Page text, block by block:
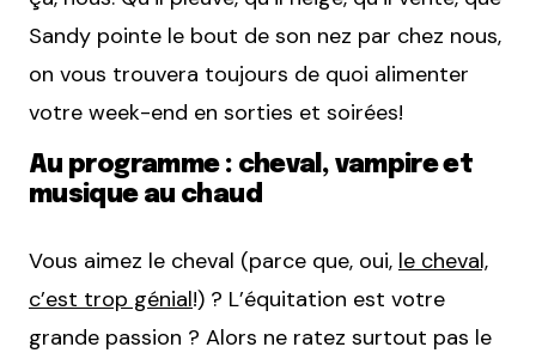
Sandy pointe le bout de son nez par chez nous,
on vous trouvera toujours de quoi alimenter
votre week-end en sorties et soirées!
Au programme : cheval, vampire et
musique au chaud
Vous aimez le cheval (parce que, oui, le cheval,
c’est trop génial!) ? L’équitation est votre
grande passion ? Alors ne ratez surtout pas le